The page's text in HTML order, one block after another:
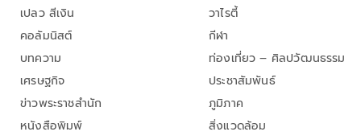
เปลว สีเงิน
คอลัมนิสต์
บทความ
เศรษฐกิจ
ข่าวพระราชสำนัก
หนังสือพิมพ์
วาไรตี้
กีฬา
ท่องเที่ยว – ศิลปวัฒนธรรม
ประชาสัมพันธ์
ภูมิภาค
สิ่งแวดล้อม